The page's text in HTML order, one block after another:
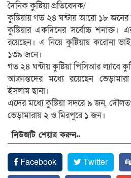
দৈনিক কুষ্টিয়া প্রতিবেদক/
কুষ্টিয়ায় গত ২৪ ঘন্টায় আরো ১৮ জনের
কুষ্টিয়ার একদিনের সর্বোচ্চ
রয়েছেন। এ নিয়ে কুষ্টিয়ায় করোনা
১৩৯ জনে।
গত ২৪ ঘন্টায় কুষ্টিয়া পিসিআর ল্যাবে
আক্রান্তদের মধ্যে রয়েছেন
ইসলাম ছানা।
এদের মধ্যে কুষ্টিয়া সদরে ৯ জন,
ভেড়ামারায় ২ ও মিরপুরে ১ জন।
নিউজটি শেয়ার করুন..
Facebook Twitter